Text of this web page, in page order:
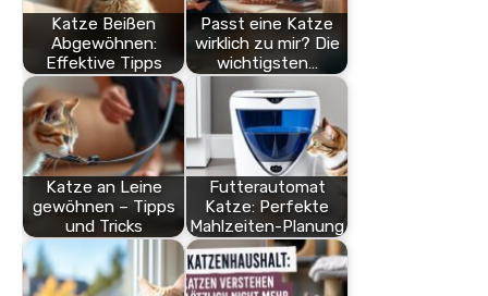
Katze Beißen
Abgewöhnen:
Effektive Tipps
Passt eine Katze
wirklich zu mir? Die
wichtigsten…
Katze an Leine
gewöhnen – Tipps
und Tricks
Futterautomat
Katze: Perfekte
Mahlzeiten-Planung